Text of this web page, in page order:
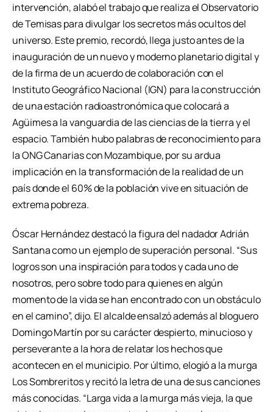
intervención, alabó el trabajo que realiza el Observatorio
de Temisas para divulgar los secretos más ocultos del
universo. Este premio, recordó, llega justo antes de la
inauguración de un nuevo y moderno planetario digital y
de la firma de un acuerdo de colaboración con el
Instituto Geográfico Nacional (IGN) para la construcción
de una estación radioastronómica que colocará a
Agüimes a la vanguardia de las ciencias de la tierra y el
espacio. También hubo palabras de reconocimiento para
la ONG Canarias con Mozambique, por su ardua
implicación en la transformación de la realidad de un
país donde el 60% de la población vive en situación de
extrema pobreza.
Óscar Hernández destacó la figura del nadador Adrián
Santana como un ejemplo de superación personal. “Sus
logros son una inspiración para todos y cada uno de
nosotros, pero sobre todo para quienes en algún
momento de la vida se han encontrado con un obstáculo
en el camino”, dijo. El alcalde ensalzó además al bloguero
Domingo Martín por su carácter despierto, minucioso y
perseverante a la hora de relatar los hechos que
acontecen en el municipio. Por último, elogió a la murga
Los Sombreritos y recitó la letra de una de sus canciones
más conocidas. “Larga vida a la murga más vieja, la que